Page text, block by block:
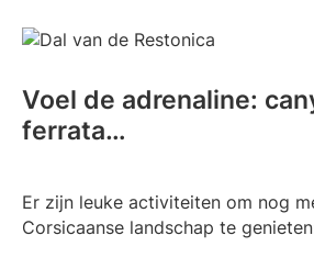
Voel de adrenaline:
ferrata…
Er zijn leuke activiteiten om nog
Corsicaanse landschap te